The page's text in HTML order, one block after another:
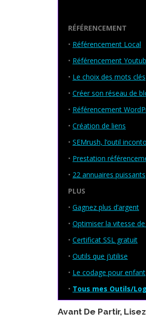
RÉFÉRENCEMENT
• Référencement Local
• Référencement
• Le choix des mots clés
• Créer son réseau de
• Référencement
• Création de liens
• SEMrush, l’outil
• Prestation
• 22 annuaires puissants
PLUS
• Gagnez plus d’argent
• Optimiser la vitesse
• Certificat SSL gratuit
• Outils que j’utilise
• Le codage pour enfant
• Tous mes Outils/
Avant De Partir,